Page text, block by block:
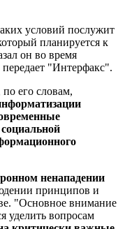
условий послужит
планируется к
он во время
"Интерфакс".
его словам,
ненападении
принципов и
"Основное внимание
уделить вопросам